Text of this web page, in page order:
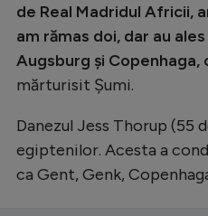
de Real Madridul Africii,
am rămas doi, dar au
Augsburg și Copenhaga,
mărturisit Șumi.
Danezul Jess Thorup (55
egiptenilor. Acesta a
ca Gent, Genk,